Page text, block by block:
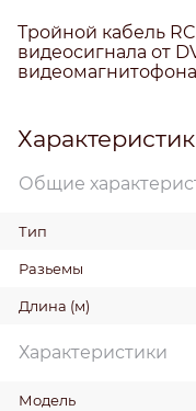
Тройной кабель
видеосигнала от
Общие
Тип
Разьемы
Длина (м)
Характеристики
Модель